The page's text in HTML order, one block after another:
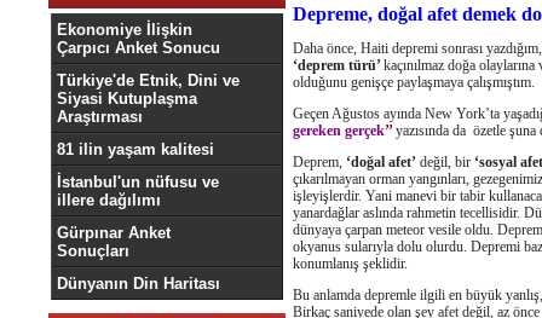
Ekonomiye İlişkin
Çarpıcı Anket Sonucu
Türkiye'de Etnik, Dini ve
Siyasi Kutuplaşma
Araştırması
81 ilin yaşam kalitesi
İstanbul'un nüfusu ve
illere dağılımı
Gürpınar Anket
Sonuçları
Dünyanın Din Haritası
Depreme, doğal afet demek
Daha önce, Haiti depremi sonrası yazdığım,
‘deprem türü’ kaçınılmaz doğa
olduğunu genişçe paylaşmaya çalışmıştım.
Geçen Ağustos ayında New York’ta
gereken gerçek’’ yazısında da özetle şuna
Deprem, ‘doğal afet’ değil, bir ‘sosyal
çıkarılmayan orman yangınları,
işleyişlerdir. Yani manevi bir tabir
yanardağlar aslında rahmetin tecellisidir.
dünyaya çarpan meteor vesile oldu.
okyanus sularıyla dolu olurdu. Depremi
konumlanış şeklidir.
Bu anlamda depremle ilgili en büyük
Birkaç saniyede olan şey afet değil, az